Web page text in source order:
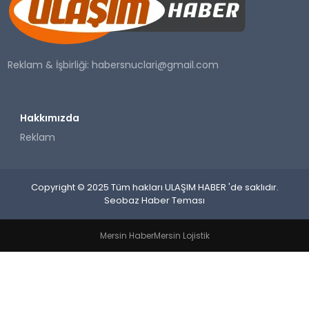
SAĞLIK
YAŞAM
Reklam & İşbirliği:habersnuclari@gmail.com
Hakkımızda
Reklam
Copyright © 2025 Tüm hakları ULAŞIM HABER 'de saklıdır.
Seobaz Haber Teması
Mersin HaberMersin Lojistik